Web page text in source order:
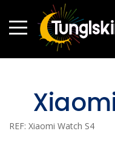
REF: Xiaomi Watch S4